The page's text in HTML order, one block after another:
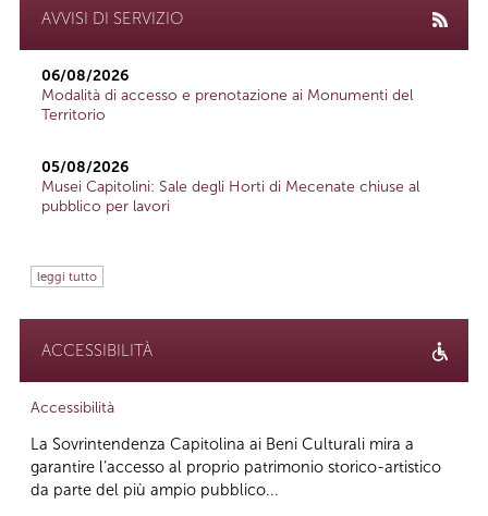
AVVISI DI SERVIZIO
06/08/2026
Modalità di accesso e prenotazione ai Monumenti del
Territorio
05/08/2026
Musei Capitolini: Sale degli Horti di Mecenate chiuse al
pubblico per lavori
leggi tutto
ACCESSIBILITÀ
Accessibilità
La Sovrintendenza Capitolina ai Beni Culturali mira a
garantire l’accesso al proprio patrimonio storico-artistico
da parte del più ampio pubblico...